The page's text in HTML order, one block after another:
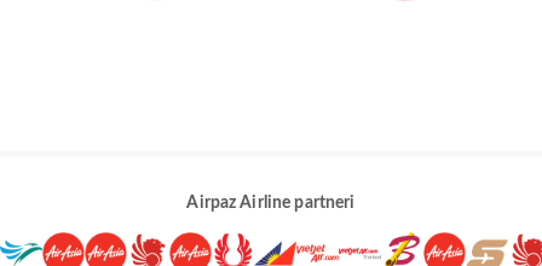
Airpaz Airline partneri